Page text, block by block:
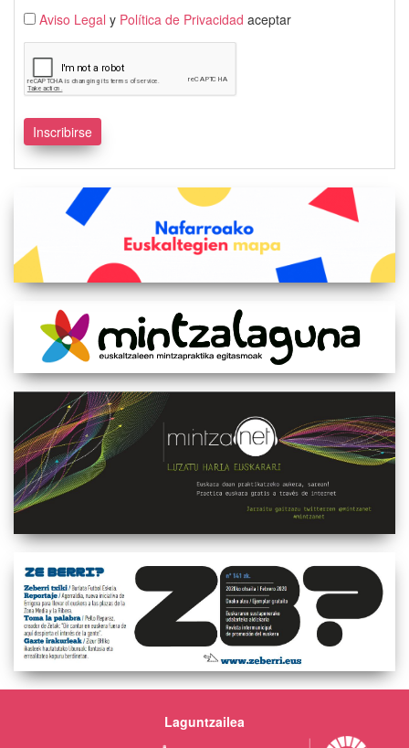
Aviso Legal y Política de Privacidad aceptar
Laguntzailea